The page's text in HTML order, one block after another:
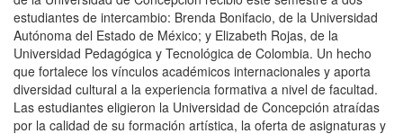
estudiantes de intercambio: Brenda Bonifacio, de la Universidad
Autónoma del Estado de México; y Elizabeth Rojas, de la
Universidad Pedagógica y Tecnológica de Colombia. Un hecho
que fortalece los vínculos académicos internacionales y aporta
diversidad cultural a la experiencia formativa a nivel de facultad.
Las estudiantes eligieron la Universidad de Concepción atraídas
por la calidad de su formación artística, la oferta de asignaturas y